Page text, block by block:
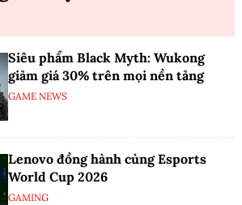
Siêu phẩm Black Myth: Wukong
giảm giá 30% trên mọi nền tảng
GAME NEWS
Lenovo đồng hành cùng Esports
World Cup 2026
GAMING